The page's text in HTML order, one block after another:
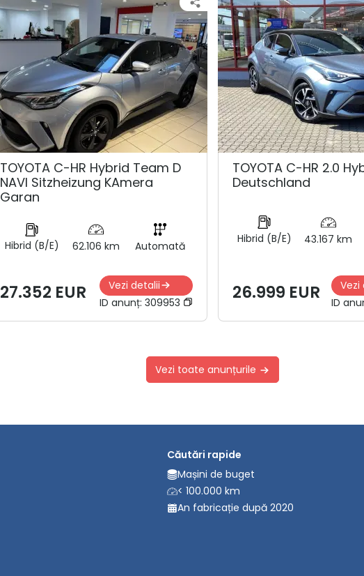
TOYOTA C-HR Hybrid Team D
NAVI Sitzheizung KAmera
Garan
Hibrid (B/E) 62.106 km Automată
27.352 EUR
Vezi detalii
ID anunț: 309953
TOYOTA C-HR 2.0
Deutschland
Hibrid (B/E) 43.167 km
26.999 EUR
Vezi
ID
Vezi toate anunțurile
Căutări rapide
Mașini de buget
< 100.000 km
An fabricație după 2020